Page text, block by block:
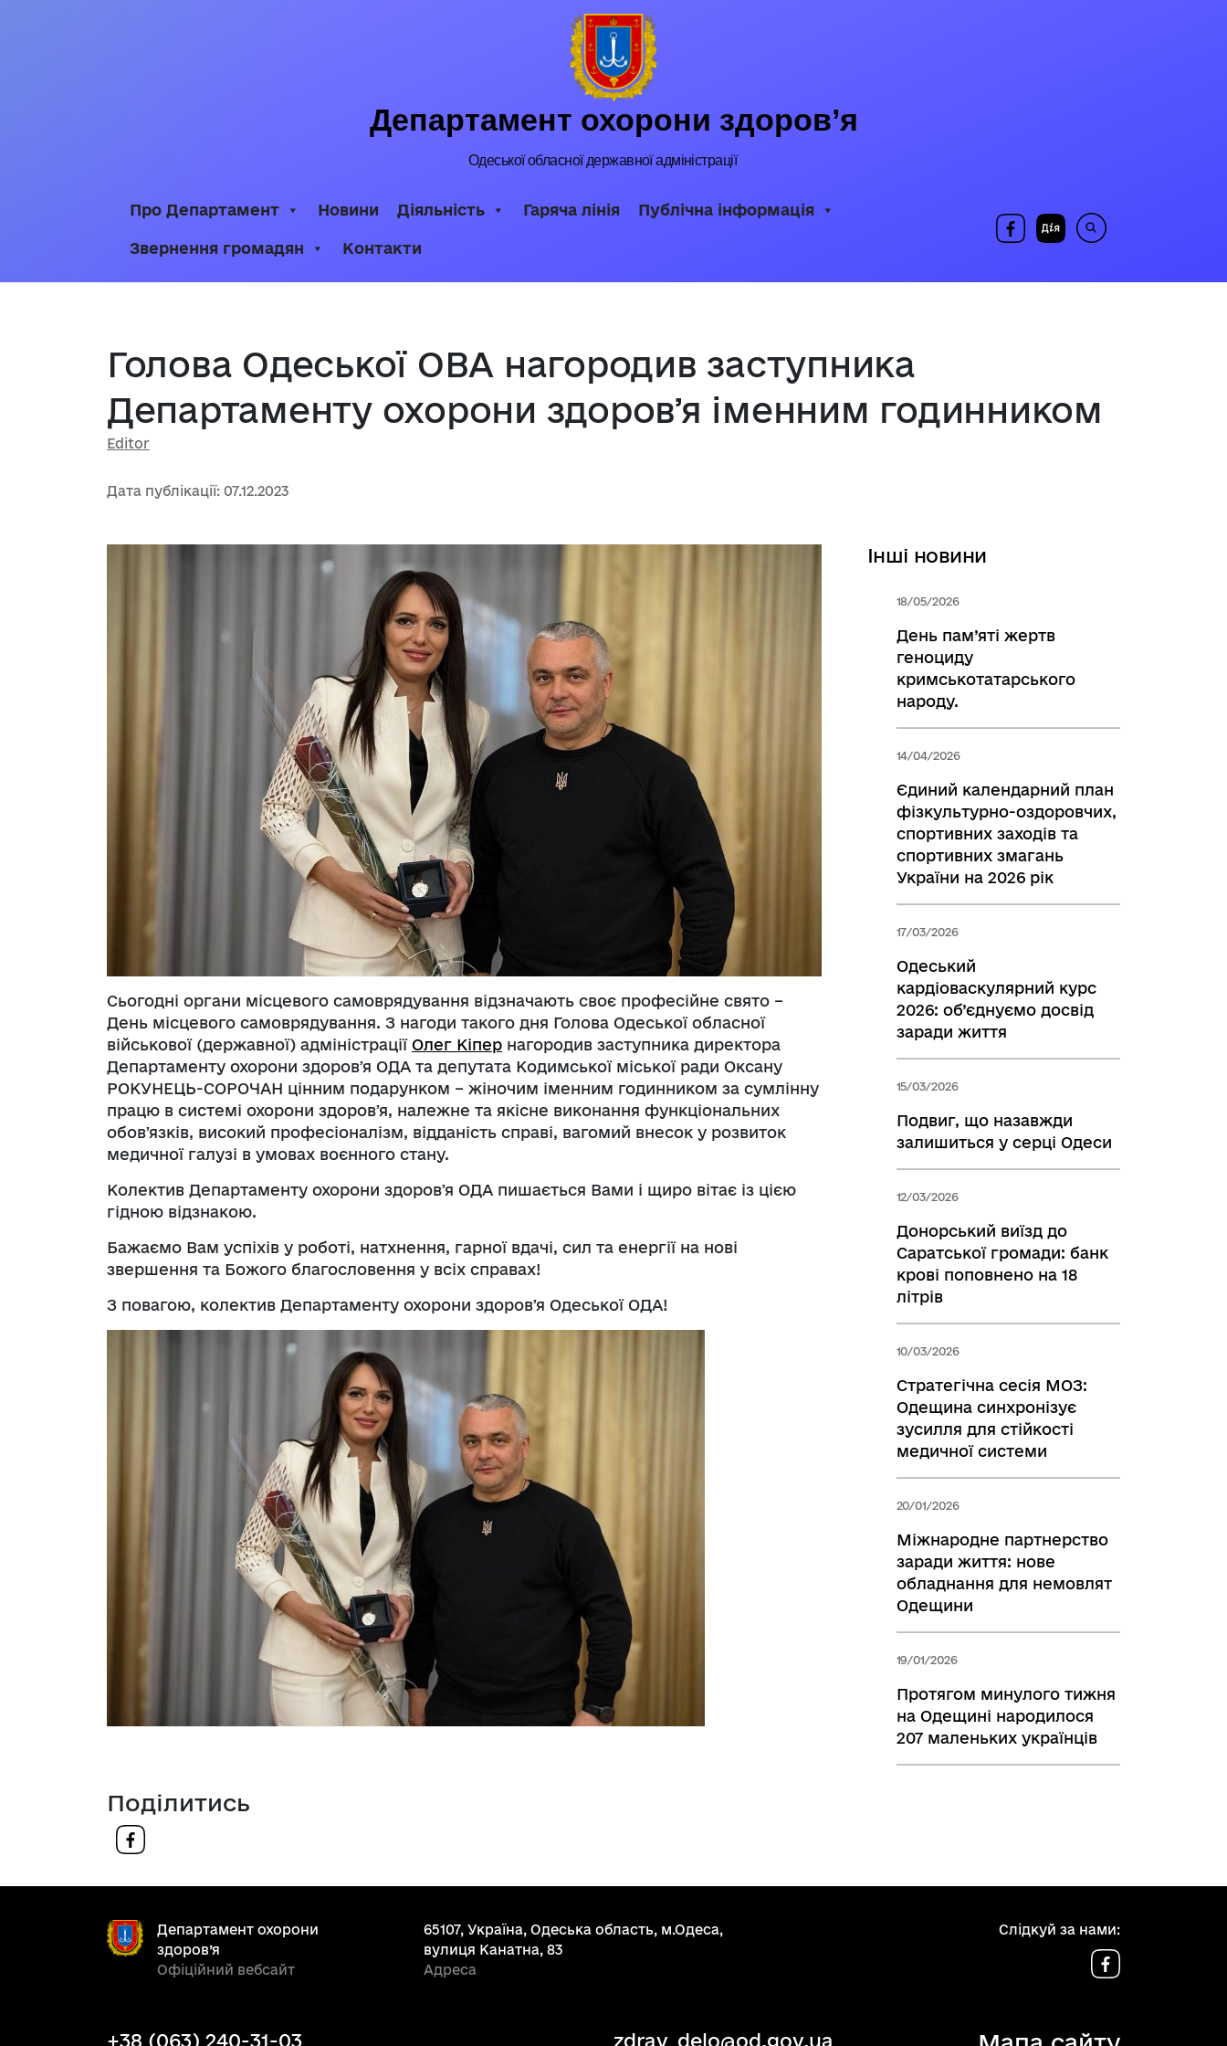
Департамент охорони здоров’я
Одеської обласної державної адміністрації
Про Департамент Новини Діяльність Гаряча лінія Публічна інформація
Звернення громадян Контакти
Голова Одеської ОВА нагородив заступника
Департаменту охорони здоровʼя іменним годинником
Editor
Дата публікації: 07.12.2023
Сьогодні органи місцевого самоврядування відзначають своє професійне свято –
День місцевого самоврядування. З нагоди такого дня Голова Одеської обласної
військової (державної) адміністрації Олег Кіпер нагородив заступника директора
Департаменту охорони здоровʼя ОДА та депутата Кодимської міської ради Оксану
РОКУНЕЦЬ-СОРОЧАН цінним подарунком – жіночим іменним годинником за сумлінну
працю в системі охорони здоровʼя, належне та якісне виконання функціональних
обовʼязків, високий професіоналізм, відданість справі, вагомий внесок у розвиток
медичної галузі в умовах воєнного стану.
Колектив Департаменту охорони здоровʼя ОДА пишається Вами і щиро вітає із цією
гідною відзнакою.
Бажаємо Вам успіхів у роботі, натхнення, гарної вдачі, сил та енергії на нові
звершення та Божого благословення у всіх справах!
З повагою, колектив Департаменту охорони здоровʼя Одеської ОДА!
Інші новини
18/05/2026
День пам’яті жертв
геноциду
кримськотатарського
народу.
14/04/2026
Єдиний календарний план
фізкультурно-оздоровчих,
спортивних заходів та
спортивних змагань
України на 2026 рік
17/03/2026
Одеський
кардіоваскулярний курс
2026: об’єднуємо досвід
заради життя
15/03/2026
Подвиг, що назавжди
залишиться у серці Одеси
12/03/2026
Донорський виїзд до
Саратської громади: банк
крові поповнено на 18
літрів
10/03/2026
Стратегічна сесія МОЗ:
Одещина синхронізує
зусилля для стійкості
медичної системи
20/01/2026
Міжнародне партнерство
заради життя: нове
обладнання для немовлят
Одещини
19/01/2026
Протягом минулого тижня
на Одещині народилося
207 маленьких українців
Поділитись
Департамент охорони
здоров’я
Офіційний вебсайт
65107, Україна, Одеська область, м.Одеса,
вулиця Канатна, 83
Адреса
+38 (063) 240-31-03 zdrav_delo@od.gov.ua
Слідкуй за нами: